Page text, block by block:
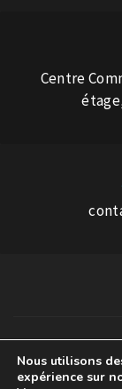
Centre
Nous utilisons
expérience sur